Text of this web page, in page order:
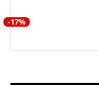
-17%